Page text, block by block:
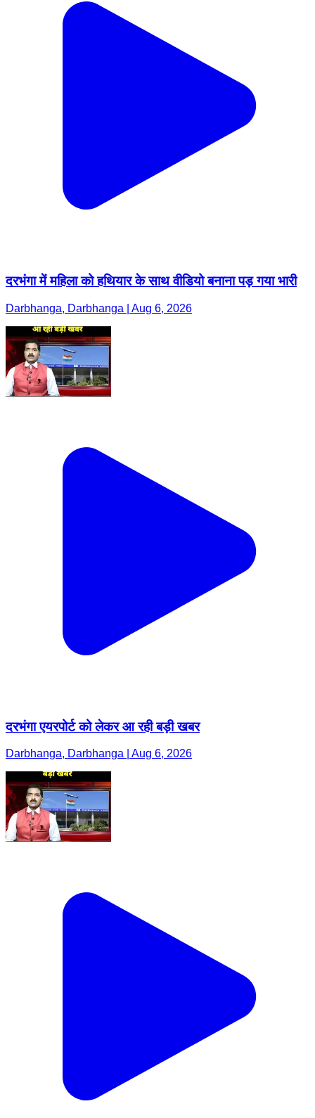
दरभंगा में महिला को हथियार के साथ वीडियो बनाना पड़ गया भारी
Darbhanga, Darbhanga | Aug 6, 2026
दरभंगा एयरपोर्ट को लेकर आ रही बड़ी खबर
Darbhanga, Darbhanga | Aug 6, 2026